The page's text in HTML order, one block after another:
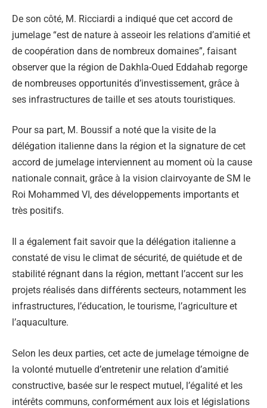
De son côté, M. Ricciardi a indiqué que cet accord de
jumelage “est de nature à asseoir les relations d’amitié et
de coopération dans de nombreux domaines”, faisant
observer que la région de Dakhla-Oued Eddahab regorge
de nombreuses opportunités d’investissement, grâce à
ses infrastructures de taille et ses atouts touristiques.
Pour sa part, M. Boussif a noté que la visite de la
délégation italienne dans la région et la signature de cet
accord de jumelage interviennent au moment où la cause
nationale connait, grâce à la vision clairvoyante de SM le
Roi Mohammed VI, des développements importants et
très positifs.
Il a également fait savoir que la délégation italienne a
constaté de visu le climat de sécurité, de quiétude et de
stabilité régnant dans la région, mettant l’accent sur les
projets réalisés dans différents secteurs, notamment les
infrastructures, l’éducation, le tourisme, l’agriculture et
l’aquaculture.
Selon les deux parties, cet acte de jumelage témoigne de
la volonté mutuelle d’entretenir une relation d’amitié
constructive, basée sur le respect mutuel, l’égalité et les
intérêts communs, conformément aux lois et législations